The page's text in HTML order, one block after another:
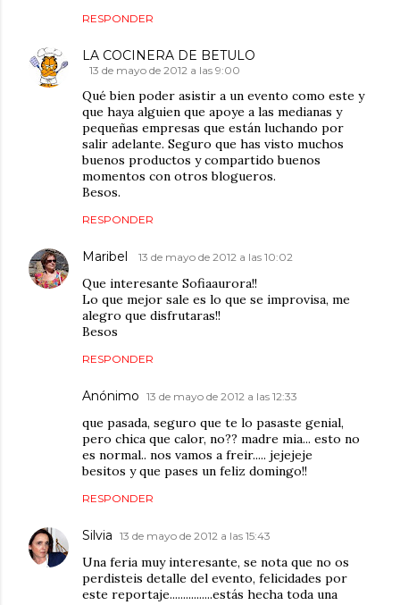
RESPONDER
LA COCINERA DE BETULO
13 de mayo de 2012 a las 9:00
Qué bien poder asistir a un evento como este y
que haya alguien que apoye a las medianas y
pequeñas empresas que están luchando por
salir adelante. Seguro que has visto muchos
buenos productos y compartido buenos
momentos con otros blogueros.
Besos.
RESPONDER
Maribel 13 de mayo de 2012 a las 10:02
Que interesante Sofiaaurora!!
Lo que mejor sale es lo que se improvisa, me
alegro que disfrutaras!!
Besos
RESPONDER
Anónimo 13 de mayo de 2012 a las 12:33
que pasada, seguro que te lo pasaste genial,
pero chica que calor, no?? madre mia... esto no
es normal.. nos vamos a freir..... jejejeje
besitos y que pases un feliz domingo!!
RESPONDER
Silvia 13 de mayo de 2012 a las 15:43
Una feria muy interesante, se nota que no os
perdisteis detalle del evento, felicidades por
este reportaje................estás hecha toda una